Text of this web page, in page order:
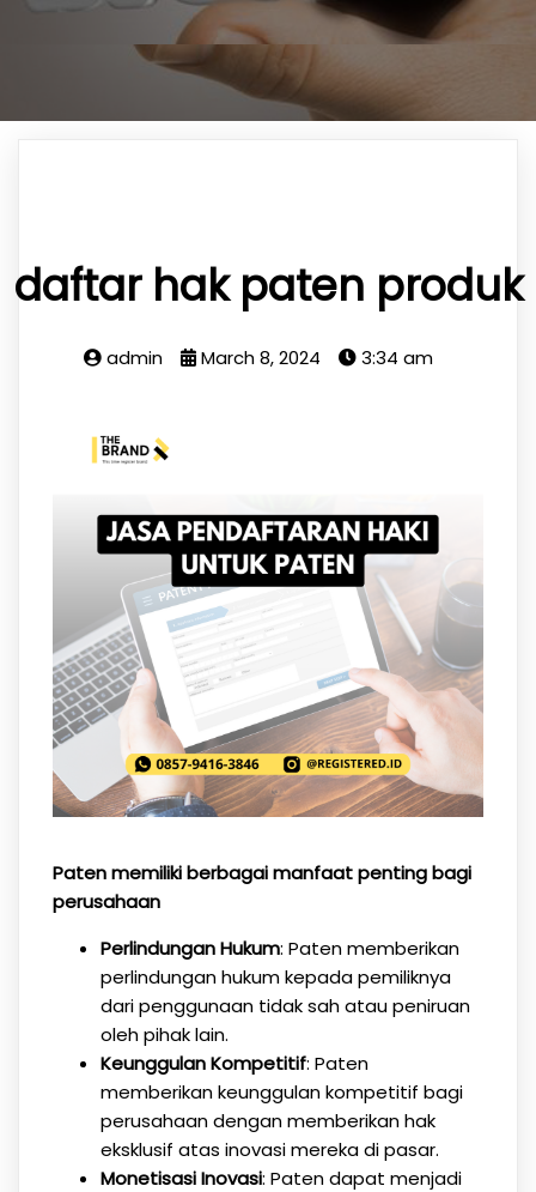
daftar hak paten produk
admin March 8, 2024 3:34 am
Paten memiliki berbagai manfaat penting bagi
perusahaan
Perlindungan Hukum: Paten memberikan
perlindungan hukum kepada pemiliknya
dari penggunaan tidak sah atau peniruan
oleh pihak lain.
Keunggulan Kompetitif: Paten
memberikan keunggulan kompetitif bagi
perusahaan dengan memberikan hak
eksklusif atas inovasi mereka di pasar.
Monetisasi Inovasi: Paten dapat menjadi